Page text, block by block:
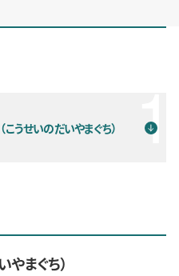
うせいのだいやまぐち）
まぐち）